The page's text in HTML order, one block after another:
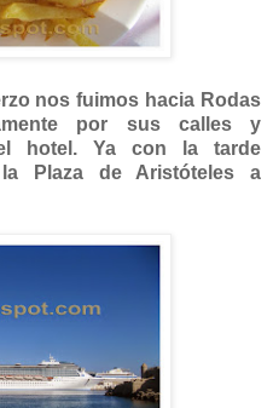
nos fuimos hacia Rodas
por sus calles y
hotel. Ya con la tarde
Plaza de Aristóteles a